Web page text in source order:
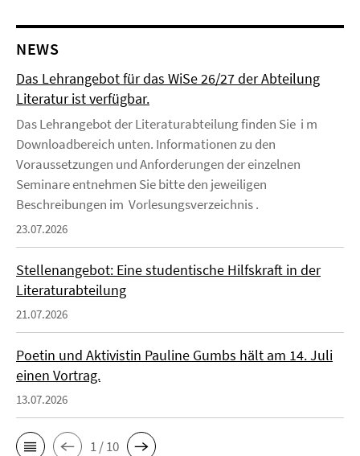
NEWS
Das Lehrangebot für das WiSe 26/27 der Abteilung
Literatur ist verfügbar.
Das Lehrangebot der Literaturabteilung finden Sie i m
Downloadbereich unten. Informationen zu den
Voraussetzungen und Anforderungen der einzelnen
Seminare entnehmen Sie bitte den jeweiligen
Beschreibungen im Vorlesungsverzeichnis .
23.07.2026
Stellenangebot: Eine studentische Hilfskraft in der
Literaturabteilung
21.07.2026
Poetin und Aktivistin Pauline Gumbs hält am 14. Juli
einen Vortrag.
13.07.2026
1 / 10